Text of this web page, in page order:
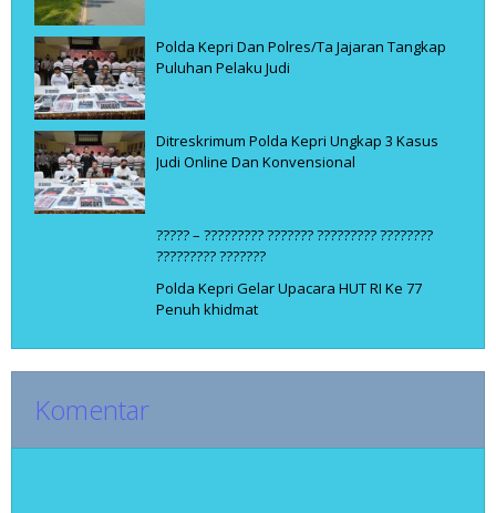
Polda Kepri Dan Polres/Ta Jajaran Tangkap
Puluhan Pelaku Judi
Ditreskrimum Polda Kepri Ungkap 3 Kasus
Judi Online Dan Konvensional
????? – ????????? ??????? ????????? ????????
????????? ???????
Polda Kepri Gelar Upacara HUT RI Ke 77
Penuh khidmat
Komentar